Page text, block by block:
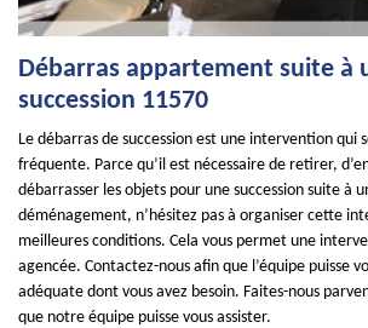
Débarras appartement suite à
succession 11570
Le débarras de succession est une intervention qui
fréquente. Parce qu’il est nécessaire de retirer,
débarrasser les objets pour une succession suite à
déménagement, n’hésitez pas à organiser cette
meilleures conditions. Cela vous permet une
agencée. Contactez-nous afin que l’équipe puisse
adéquate dont vous avez besoin. Faites-nous
que notre équipe puisse vous assister.